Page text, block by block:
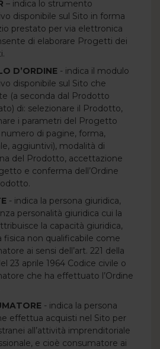
– indica lo strumento
disponibile sul Sito in forma
prestato per via elettronica
di elaborare Progetti dei
D’ORDINE - indica il modulo
disponibile sul Sito che
(a seconda dal Prodotto
di: selezionare il Prodotto,
i parametri del Progetto
numero di pagine, forma,
aggiuntivi), modalità di
del Prodotto, accettazione
e conferma dell’Ordine
- indica la persona giuridica,
personalità giuridica cui la
la capacità giuridica,
fisica non qualificabile come
ai sensi dell’art. 221 della
23 aprile 1964 Codice civile o
che ha effettuato l’Ordine
- indica la persona
effettua acquisti nel Sito per
all’attività imprenditoriale
e cioè consumatore ai